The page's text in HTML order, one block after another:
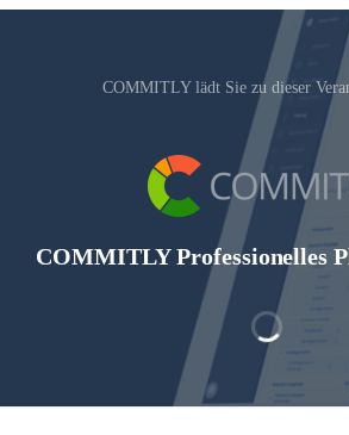
COMMITLY lädt Sie zu dieser
COMMITLY Professionelles